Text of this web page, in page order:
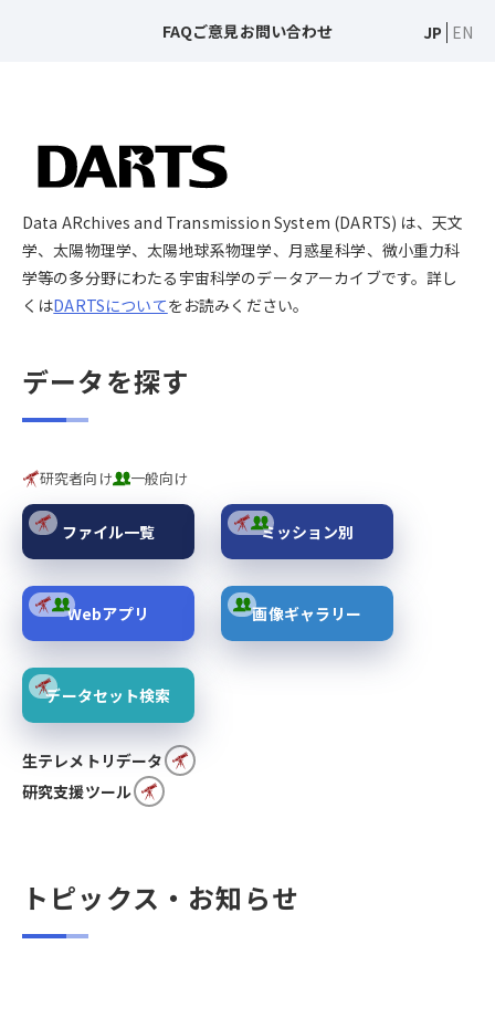
FAQご意見お問い合わせ JP EN
Data ARchives and Transmission System (DARTS) は、天文
学、太陽物理学、太陽地球系物理学、月惑星科学、微小重力科
学等の多分野にわたる宇宙科学のデータアーカイブです。詳し
くはDARTSについてをお読みください。
データを探す
研究者向け 一般向け
ファイル一覧 ミッション別
Webアプリ 画像ギャラリー
データセット検索
生テレメトリデータ
研究支援ツール
トピックス・お知らせ